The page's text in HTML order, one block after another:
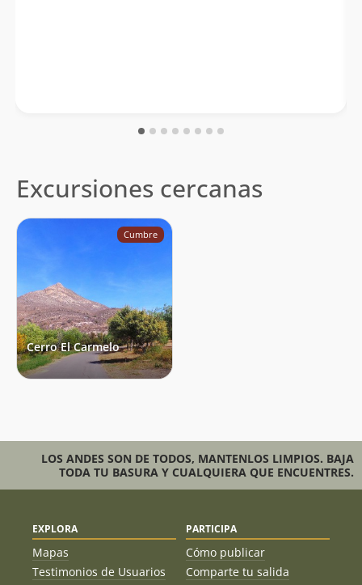
Excursiones cercanas
Cumbre
Cerro El Carmelo
LOS ANDES SON DE TODOS, MANTENLOS LIMPIOS. BAJA
TODA TU BASURA Y CUALQUIERA QUE ENCUENTRES.
EXPLORA
Mapas
Testimonios de Usuarios
PARTICIPA
Cómo publicar
Comparte tu salida